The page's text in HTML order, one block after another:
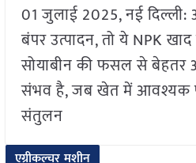
01 जुलाई 2025, नई दिल्ली:
बंपर उत्पादन, तो ये NPK
सोयाबीन की फसल से बेहतर
संभव है, जब खेत में आवश्यक
संतुलन
एग्रीकल्चर मशीन